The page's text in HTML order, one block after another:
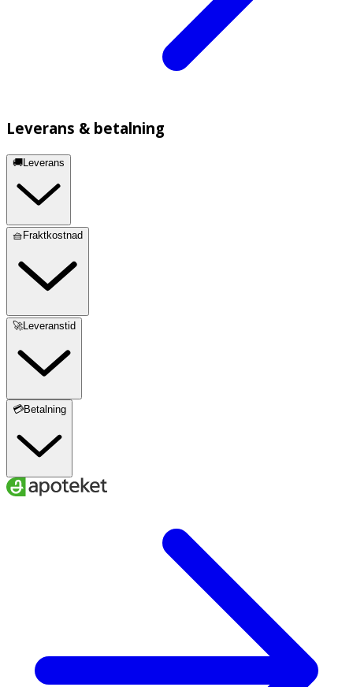
Leverans & betalning
🚚Leverans
🧺Fraktkostnad
🚀Leveranstid
💳Betalning